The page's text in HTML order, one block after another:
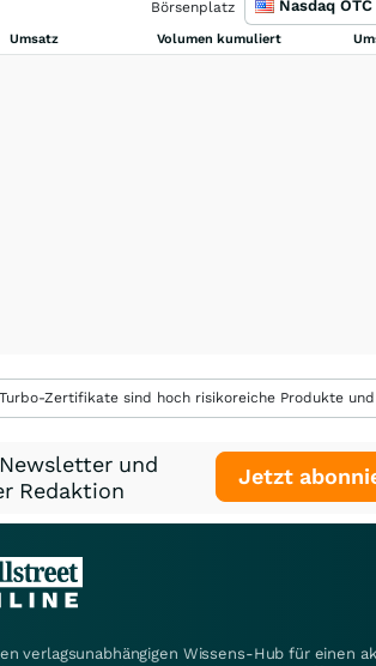
Börsenplatz Nasdaq OTC
Umsatz Volumen kumuliert
Zertifikate sind hoch risikoreiche Produkte
und
Redaktion
Jetzt
verlagsunabhängigen Wissens-Hub für einen